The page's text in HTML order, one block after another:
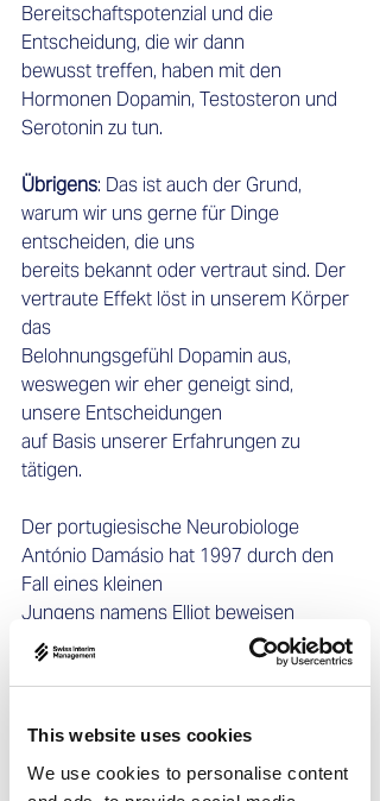
This website uses cookies
We use cookies to personalise content
Bereitschaftspotenzial und die
Entscheidung, die wir dann
bewusst treffen, haben mit den
Hormonen Dopamin, Testosteron und
Serotonin zu tun.
Übrigens: Das ist auch der Grund,
warum wir uns gerne für Dinge
entscheiden, die uns
bereits bekannt oder vertraut sind. Der
vertraute Effekt löst in unserem Körper
das
Belohnungsgefühl Dopamin aus,
weswegen wir eher geneigt sind,
unsere Entscheidungen
auf Basis unserer Erfahrungen zu
tätigen.
Der portugiesische Neurobiologe
António Damásio hat 1997 durch den
Fall eines kleinen
Jungens namens Elliot beweisen
können, wie wichtig unsere Emotionen
für unsere
hatte einen Tumor direkt hinter der
präfrontalen Kortex, der ihm sämtliche